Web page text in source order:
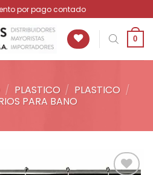
por pago contado
0
/ PLASTICO / PLASTICO /
PARA BANO